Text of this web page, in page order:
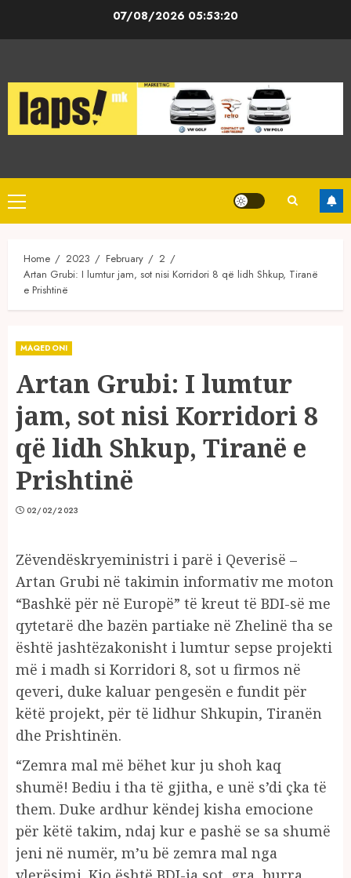
07/08/202605:53:21
Primary
Menu
Home 2023 February
2
Artan Grubi: I lumtur jam, sot nisi Korridori 8 që lidh Shkup, Tiranë
e Prishtinë
MAQEDONI
Artan Grubi: I lumtur
jam, sot nisi Korridori 8
që lidh Shkup, Tiranë e
Prishtinë
02/02/2023
Zëvendëskryeministri i parë i Qeverisë –
Artan Grubi në takimin informativ me moton
“Bashkë për në Europë” të kreut të BDI-së me
qytetarë dhe bazën partiake në Zhelinë tha se
është jashtëzakonisht i lumtur sepse projekti
më i madh si Korridori 8, sot u firmos në
qeveri, duke kaluar pengesën e fundit për
këtë projekt, për të lidhur Shkupin, Tiranën
dhe Prishtinën.
“Zemra mal më bëhet kur ju shoh kaq
shumë! Bediu i tha të gjitha, e unë s’di çka të
them. Duke ardhur këndej kisha emocione
për këtë takim, ndaj kur e pashë se sa shumë
jeni në numër, m’u bë zemra mal nga